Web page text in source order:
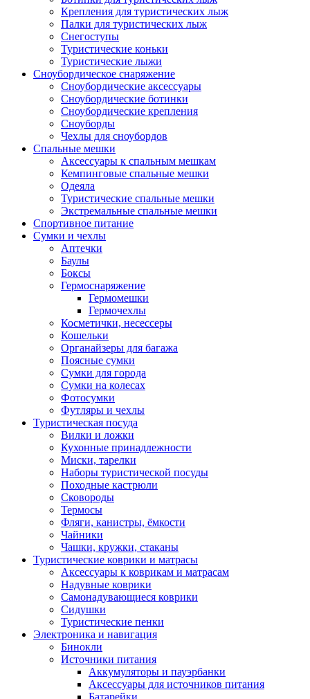
Крепления для туристических лыж
Палки для туристических лыж
Снегоступы
Туристические коньки
Туристические лыжи
Сноубордическое снаряжение
Сноубордические аксессуары
Сноубордические ботинки
Сноубордические крепления
Сноуборды
Чехлы для сноубордов
Спальные мешки
Аксессуары к спальным мешкам
Кемпинговые спальные мешки
Одеяла
Туристические спальные мешки
Экстремальные спальные мешки
Спортивное питание
Сумки и чехлы
Аптечки
Баулы
Боксы
Гермоснаряжение
Гермомешки
Гермочехлы
Косметички, несессеры
Кошельки
Органайзеры для багажа
Поясные сумки
Сумки для города
Сумки на колесах
Фотосумки
Футляры и чехлы
Туристическая посуда
Вилки и ложки
Кухонные принадлежности
Миски, тарелки
Наборы туристической посуды
Походные кастрюли
Сковороды
Термосы
Фляги, канистры, ёмкости
Чайники
Чашки, кружки, стаканы
Туристические коврики и матрасы
Аксессуары к коврикам и матрасам
Надувные коврики
Самонадувающиеся коврики
Сидушки
Туристические пенки
Электроника и навигация
Бинокли
Источники питания
Аккумуляторы и пауэрбанки
Аксессуары для источников питания
Батарейки